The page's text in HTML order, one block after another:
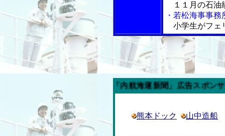
１１月の石油
・若松海事事
小学生がフェ
今週の「内航海運新聞」広告スポンサー企業
熊本ドック 山中造船